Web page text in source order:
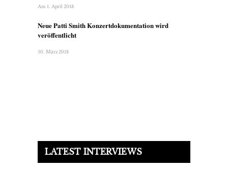
Am 1. April 2018
Neue Patti Smith Konzertdokumentation wird
veröffentlicht
30. März 2018
LATEST INTERVIEWS